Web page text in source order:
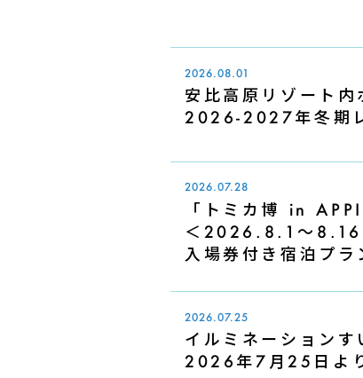
2026.08.01
安比高原リゾート内
2026-2027年冬期
2026.07.28
「トミカ博 in
＜2026.8.1～8.16
入場券付き宿泊プラ
2026.07.25
イルミネーション
2026年7月25日よ